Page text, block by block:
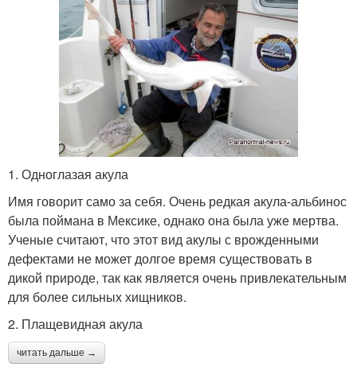
1. Одноглазая акула
Имя говорит само за себя. Очень редкая акула-альбинос
была поймана в Мексике, однако она была уже мертва.
Ученые считают, что этот вид акулы с врожденными
дефектами не может долгое время существовать в
дикой природе, так как является очень привлекательным
для более сильных хищников.
2. Плащевидная акула
читать дальше →